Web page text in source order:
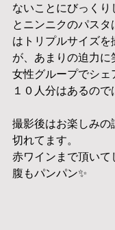
ないことにびっくり
とニンニクのパスタ
はトリプルサイズを
が、あまりの迫力に
女性グループでシェ
１０人分はあるの
撮影後はお楽しみの
切れてます。
赤ワインまで頂いて
腹もパンパン✨